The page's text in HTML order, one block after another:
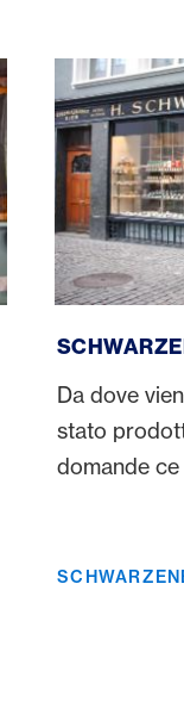
Da dove
stato
domande